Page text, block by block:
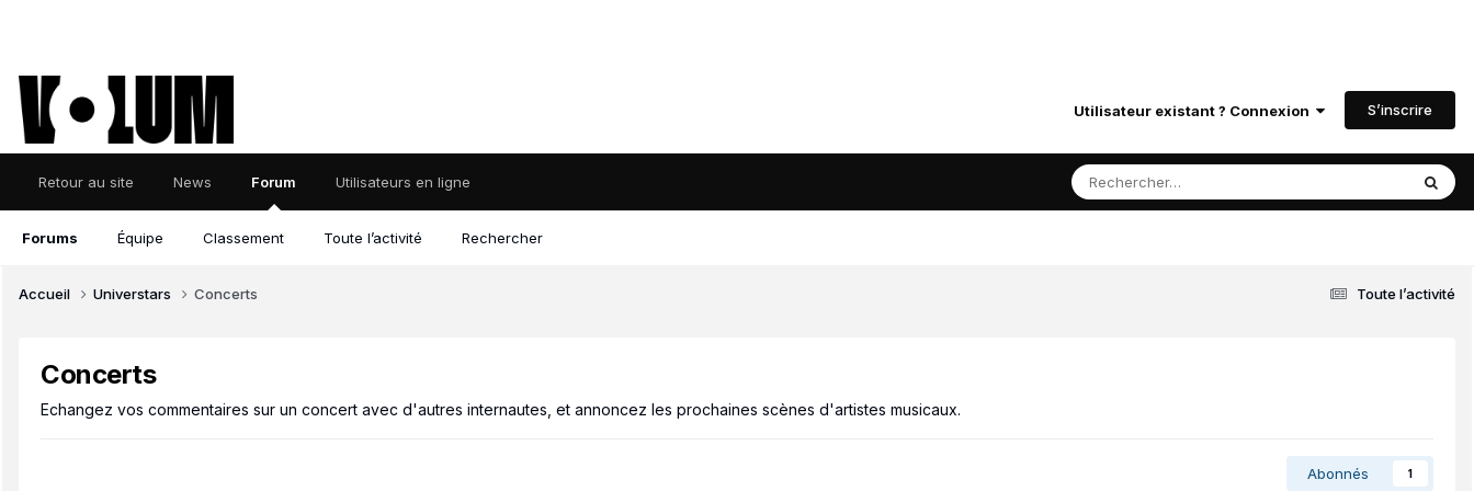
Utilisateur existant ? Connexion S’inscrire
Retour au site News Forum
Forums Équipe Classement Toute l’activité Rechercher
Utilisateurs en ligne
Toute l’activité
Accueil Universtars Concerts
Concerts
Echangez vos commentaires sur un concert avec d'autres internautes, et annoncez les prochaines scènes d'artistes musicaux.
Abonnés 1